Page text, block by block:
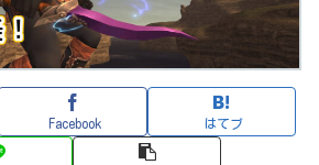
Facebook はてブ